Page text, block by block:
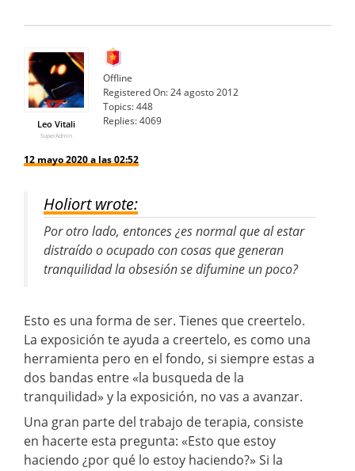
Leo Vitali
SuperAdmin
Offline
Registered On:24 agosto 2012
Topics:448
Replies:4069
12 mayo 2020 a las 02:52
Holiort wrote:
Por otro lado, entonces ¿es normal que al estar
distraído o ocupado con cosas que generan
tranquilidad la obsesión se difumine un poco?
Esto es una forma de ser. Tienes que creertelo.
La exposición te ayuda a creertelo, es como una
herramienta pero en el fondo, si siempre estas a
dos bandas entre «la busqueda de la
tranquilidad» y la exposición, no vas a avanzar.
Una gran parte del trabajo de terapia, consiste
en hacerte esta pregunta: «Esto que estoy
haciendo ¿por qué lo estoy haciendo?» Si la